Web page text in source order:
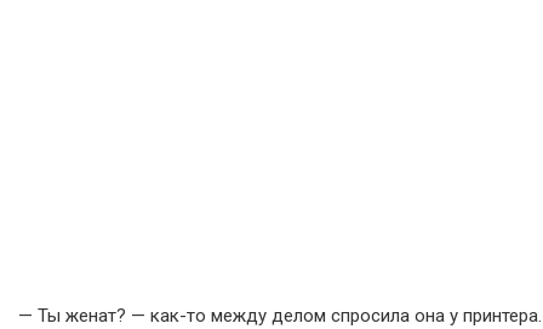
— Ты женат? — как-то между делом спросила она у принтера.